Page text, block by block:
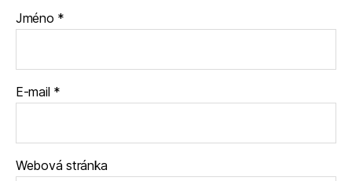
Jméno *
E-mail *
Webová stránka